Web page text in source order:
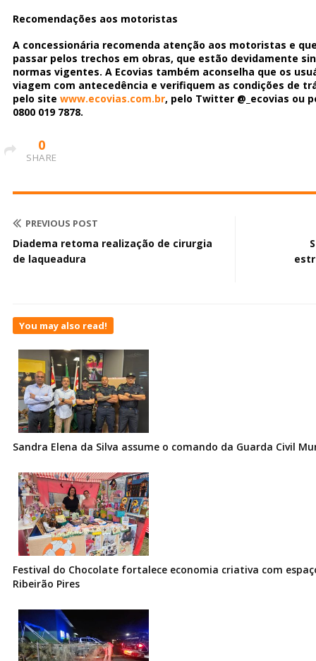
Recomendações aos motoristas
A concessionária recomenda atenção aos motoristas e
passar pelos trechos em obras, que estão devidamente
normas vigentes. A Ecovias também aconselha que os
viagem com antecedência e verifiquem as condições de
pelo site www.ecovias.com.br, pelo Twitter @_ecovias ou
0800 019 7878.
0
SHARE
PREVIOUS POST
Diadema retoma realização de cirurgia
de laqueadura
You may also read!
Sandra Elena da Silva assume o comando da Guarda Civil
Festival do Chocolate fortalece economia criativa com
Ribeirão Pires